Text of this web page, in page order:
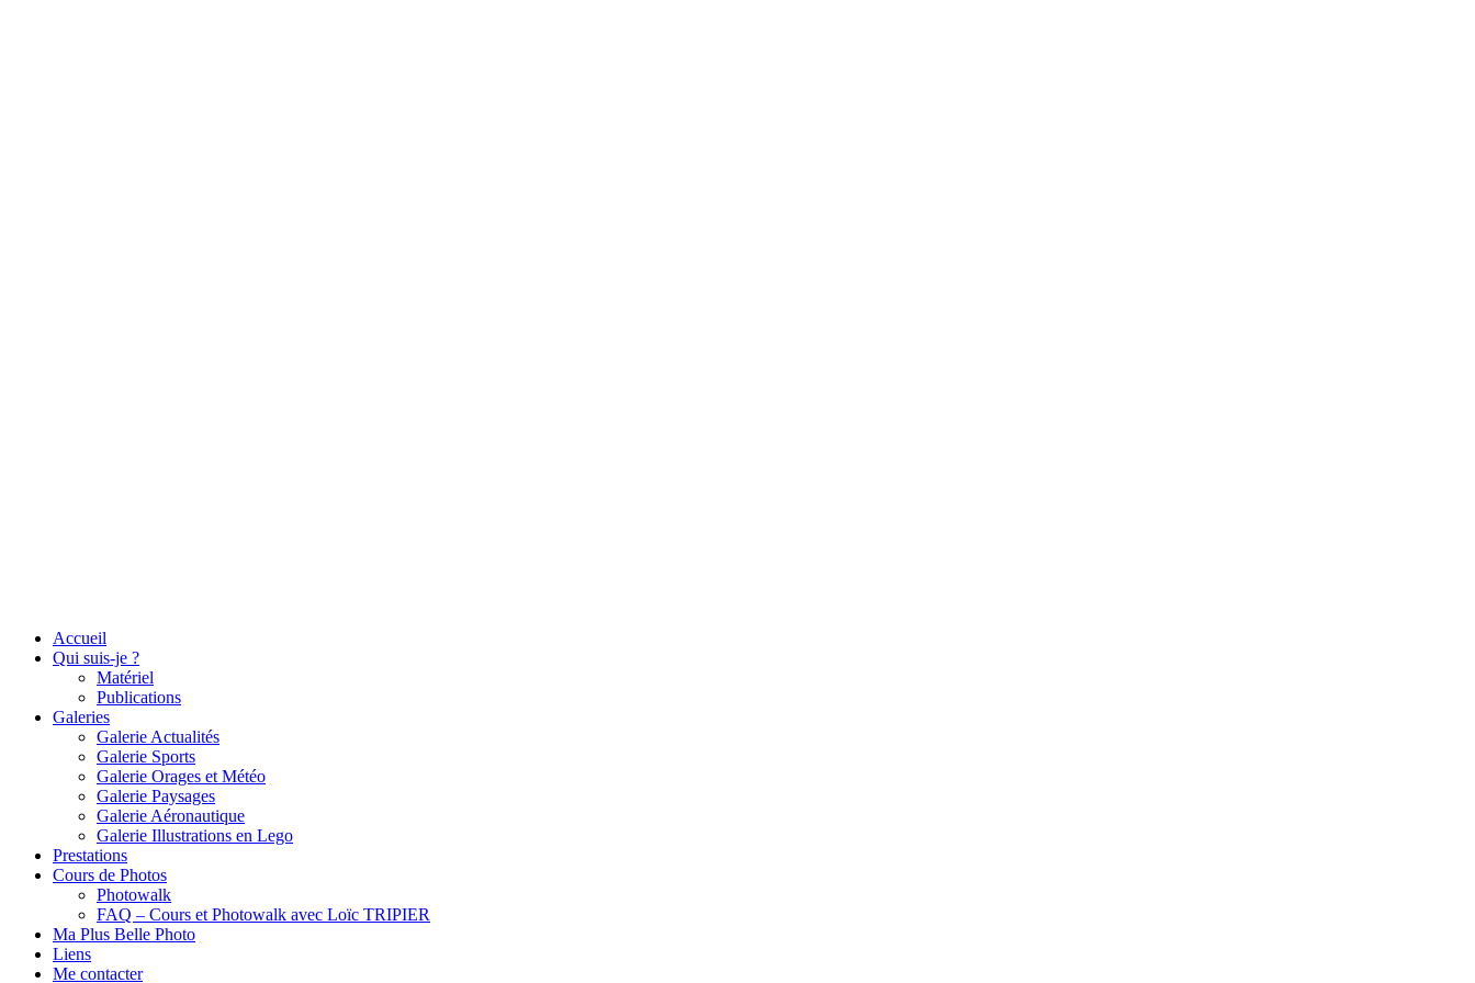
Accueil
Qui suis-je ?
Matériel
Publications
Galeries
Galerie Actualités
Galerie Sports
Galerie Orages et Météo
Galerie Paysages
Galerie Aéronautique
Galerie Illustrations en Lego
Prestations
Cours de Photos
Photowalk
FAQ – Cours et Photowalk avec Loïc TRIPIER
Ma Plus Belle Photo
Liens
Me contacter